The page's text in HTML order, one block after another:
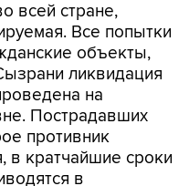
всей стране,
Все попытки
объекты,
ликвидация
на
Пострадавших
противник
в кратчайшие сроки
в